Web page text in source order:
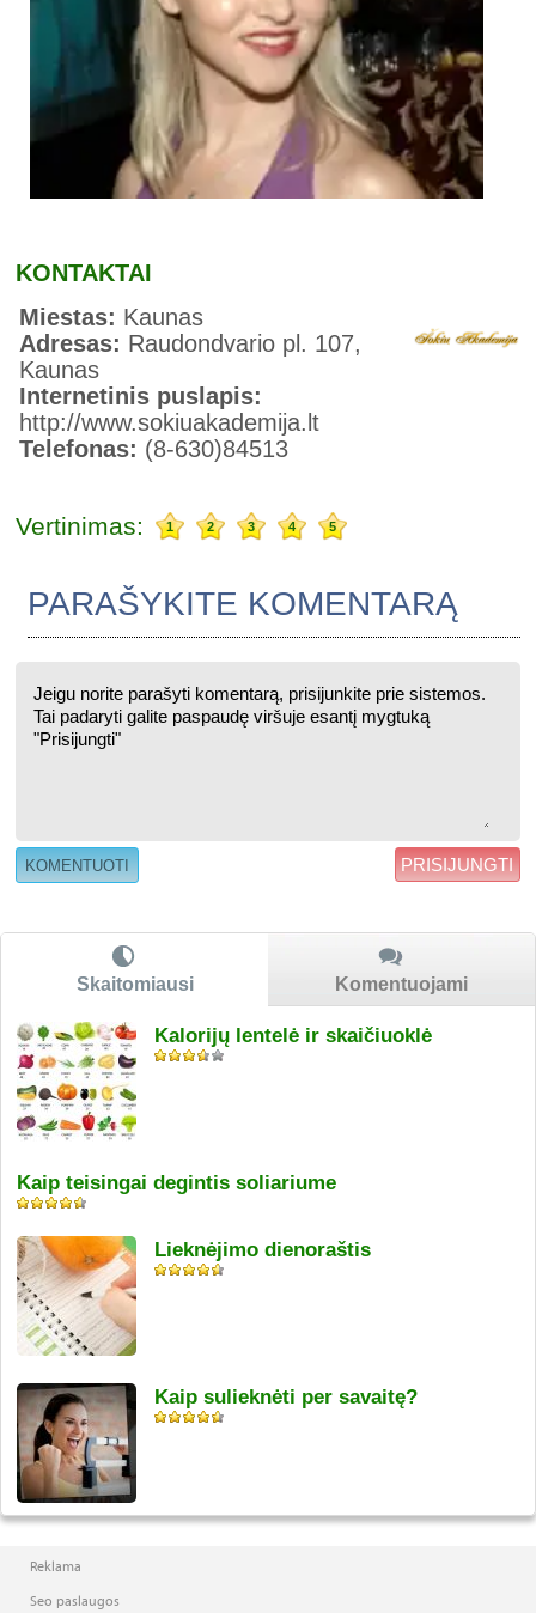
KONTAKTAI
Miestas: Kaunas
Adresas: Raudondvario pl. 107,
Kaunas
Internetinis puslapis:
http://www.sokiuakademija.lt
Telefonas: (8-630)84513
Vertinimas: 1 2 3 4 5
PARAŠYKITE KOMENTARĄ
PRISIJUNGTI
Skaitomiausi Komentuojami
Kalorijų lentelė ir skaičiuoklė
Kaip teisingai degintis soliariume
Lieknėjimo dienoraštis
Kaip sulieknėti per savaitę?
Reklama
Seo paslaugos